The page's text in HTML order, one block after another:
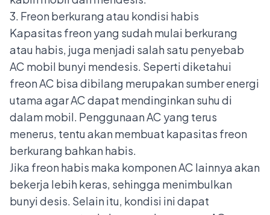
3. Freon berkurang atau kondisi habis
Kapasitas freon yang sudah mulai berkurang
atau habis, juga menjadi salah satu penyebab
AC mobil bunyi mendesis. Seperti diketahui
freon AC bisa dibilang merupakan sumber energi
utama agar AC dapat mendinginkan suhu di
dalam mobil. Penggunaan AC yang terus
menerus, tentu akan membuat kapasitas freon
berkurang bahkan habis.
Jika freon habis maka komponen AC lainnya akan
bekerja lebih keras, sehingga menimbulkan
bunyi desis. Selain itu, kondisi ini dapat